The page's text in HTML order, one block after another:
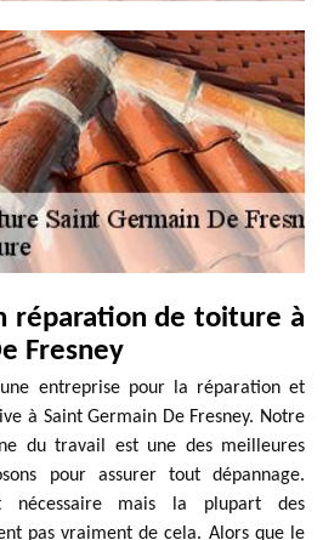
réparation de toiture à
Fresney
entreprise pour la réparation et
à Saint Germain De Fresney. Notre
du travail est une des meilleures
pour assurer tout dépannage.
nécessaire mais la plupart des
pas vraiment de cela. Alors que le